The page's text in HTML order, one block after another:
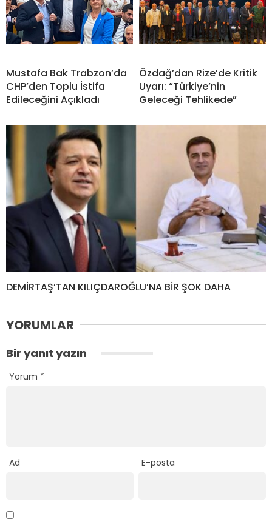
Mustafa Bak Trabzon’da
CHP’den Toplu İstifa
Edileceğini Açıkladı
Özdağ’dan Rize’de Kritik
Uyarı: “Türkiye’nin
Geleceği Tehlikede”
DEMİRTAŞ’TAN KILIÇDAROĞLU’NA BİR ŞOK DAHA
YORUMLAR
Bir yanıt yazın
Yorum *
Ad E-posta